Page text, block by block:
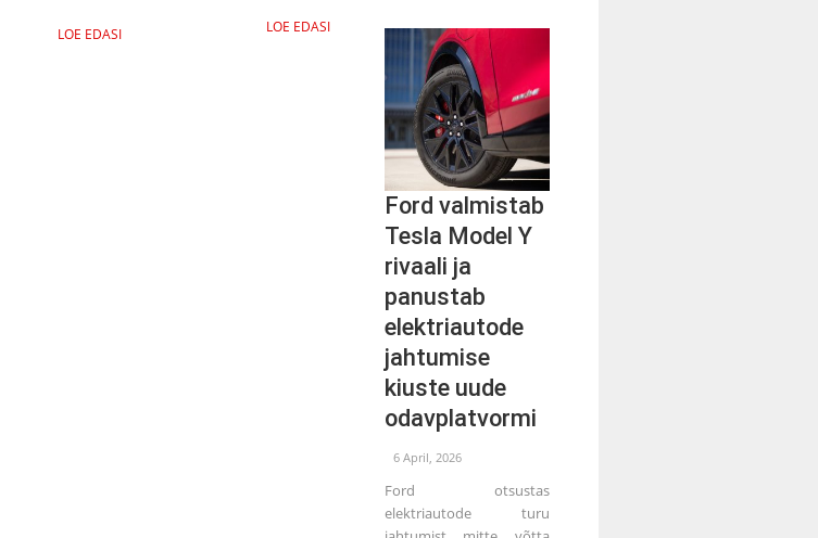
LOE EDASI LOE EDASI
Ford valmistab
Tesla Model Y
rivaali ja
panustab
elektriautode
jahtumise
kiuste uude
odavplatvormi
6 April, 2026
Ford otsustas
elektriautode turu